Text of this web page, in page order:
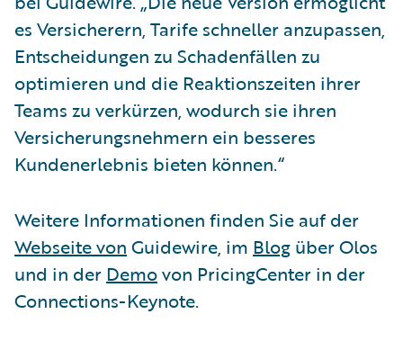
es Versicherern, Tarife schneller anzupassen,
Entscheidungen zu Schadenfällen zu
optimieren und die Reaktionszeiten ihrer
Teams zu verkürzen, wodurch sie ihren
Versicherungsnehmern ein besseres
Kundenerlebnis bieten können.“
Weitere Informationen finden Sie auf der
Webseite von Guidewire, im Blog über Olos
und in der Demovon PricingCenter in der
Connections-Keynote.